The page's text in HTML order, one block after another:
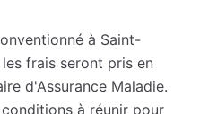
à Saint-
frais seront pris en
d'Assurance Maladie.
à réunir pour